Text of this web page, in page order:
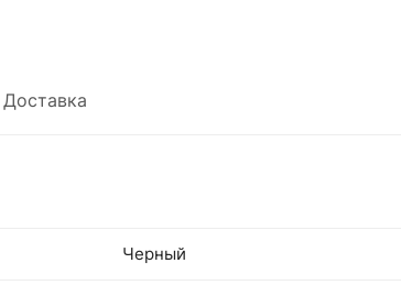
Доставка
Черный